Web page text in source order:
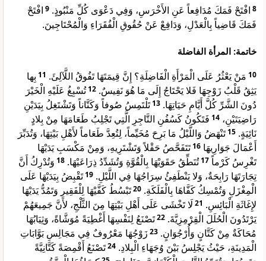
8 افْتَحْ فَمَكَ مُدَافِعاً عَنِ الأَخْرَسِ، وَفِي دَعْوَى كُلِّ مَنْبُوذٍ. 9 افْتَحْ
فَمَكَ قَاضِياً بِالْعَدْلِ، وَدَافِعْ عَنْ حُقُوقِ الْفُقَرَاءِ وَالْمُحْتَاجِينَ.
خاتمة: المرأة الفاضلة
10 مَنْ يَعْثُرُ عَلَى الْمَرْأَةِ الْفَاضِلَةِ؟ إِنَّ قِيمَتَهَا تَفُوقُ اللَّآلِئَ. 11 بِها
يَثِقُ قَلْبُ زَوْجِهَا فَلا يَحْتَاجُ إِلَى مَا هُوَ نَفِيسٌ. 12تُسْبِغُ عَلَيْهِ الْخَيْرَ
دُونَ الشَّرِّ كُلَّ أَيَّامِ حَيَاتِهَا. 13تَلْتَمِسُ صُوفاً وَكَتَّاناً وَتَشْتَغِلُ بِيَدَيْنِ
رَاضِيَتَيْنِ، 14 فَتَكُونُ كَسُفُنِ التَّاجِرِ الَّتِي تَجْلِبُ طَعَامَهَا مِنْ بِلادٍ
نَائِيَةٍ. 15تَنْهَضُ وَاللَّيْلُ مَا بَرِحَ مُخَيِّماً، لِتُعِدَّ طَعَاماً لأَهْلِ بَيْتِهَا، وَتُدَبِّرَ
أَعْمَالَ جَوَارِيهَا 16تَتَفَحَّصُ حَقْلاً وَتَشْتَرِيهِ، وَمِنْ مَكْسَبِ يَدَيْهَا
تَغْرِسُ كَرْماً17تُنَطِّقُ حَقَوَيْهَا بِالْقُوَّةِ وَتُشَدِّدُ ذِرَاعَيْهَا. 18 وَتُدْرِكُ أَنَّ
تِجَارَتَهَا رَابِحَةٌ، وَلا يَنْطَفِئُ سِرَاجُهَا فِي اللَّيْلِ. 19تَقْبِضُ بِيَدَيْهَا عَلَى
الْمِغْزَلِ وَتُمْسِكُ كَفَّاهَا بِالْفَلَكَةِ. 20تَبْسُطُ كَفَّيْهَا لِلْفَقِيرِ وَتَمُدُّ يَدَيْهَا
لإِغَاثَةِ الْبَائِسِ. 21 لَا تَخْشَى عَلَى أَهْلِ بَيْتِهَا مِنَ الثَّلْجِ، لأَنَّ جَمِيعَهُمْ
يَرْتَدُونَ الْحُلَلَ الْقِرْمِزِيَّةَ. 22تَصْنَعُ لِنَفْسِهَا أَغْطِيَةً مُوَشَّاةً، وَثِيَابُهَا
مُحَاكَةٌ مِنْ كَتَّانٍ وَأُرْجُوَانٍ. 23زَوْجُهَا مَعْرُوفٌ فِي مَجَالِسِ بَوَّابَاتِ
الْمَدِينَةِ، حَيْثُ يَجْلِسُ بَيْنَ وُجَهَاءِ الْبِلادِ. 24تَصْنَعُ أَقْمِصَةً كَتَّانِيَّةً